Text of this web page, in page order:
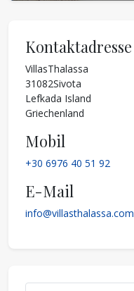
Kontaktadresse
VillasThalassa
31082Sivota
Lefkada Island
Griechenland
Mobil
+30 6976 40 51 92
E-Mail
info@villasthalassa.com